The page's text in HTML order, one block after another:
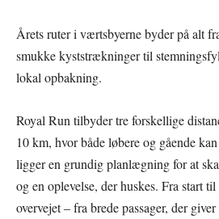
Årets ruter i værtsbyerne byder på alt
smukke kyststrækninger til
lokal opbakning.
Royal Run tilbyder tre forskellige
10 km, hvor både løbere og gående
ligger en grundig planlægning for at
og en oplevelse, der huskes. Fra start
overvejet – fra brede passager, der